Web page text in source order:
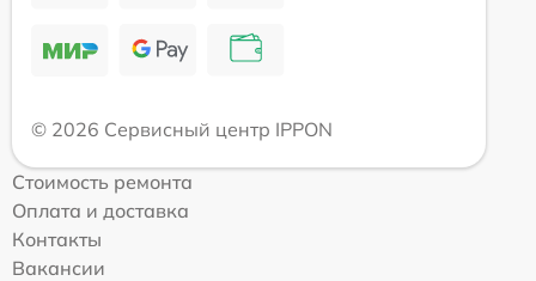
© 2026 Сервисный центр IPPON
Стоимость ремонта
Оплата и доставка
Контакты
Вакансии